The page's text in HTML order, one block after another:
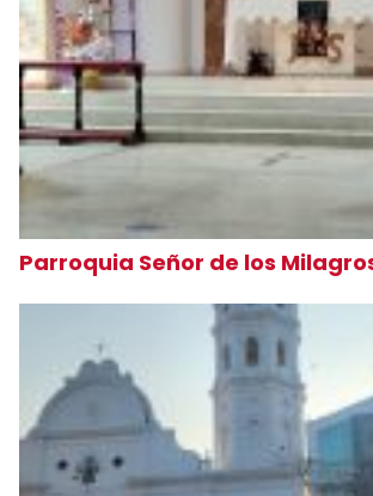
Parroquia Señor de los